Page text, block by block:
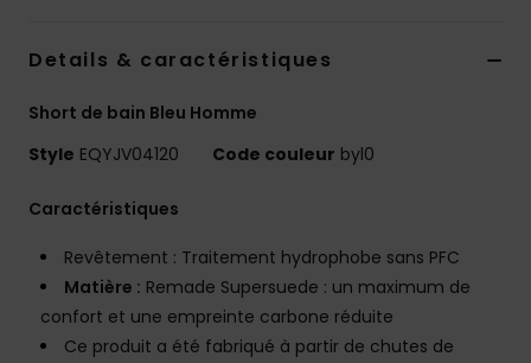
Details & caractéristiques
Short de bain Bleu Homme
Style EQYJV04120 Code couleur byl0
Caractéristiques
Revêtement : Traitement hydrophobe sans PFC
Matière : Remade Supersuede : un maximum de
confort et une empreinte carbone réduite
Ce produit a été fabriqué à partir de chutes de